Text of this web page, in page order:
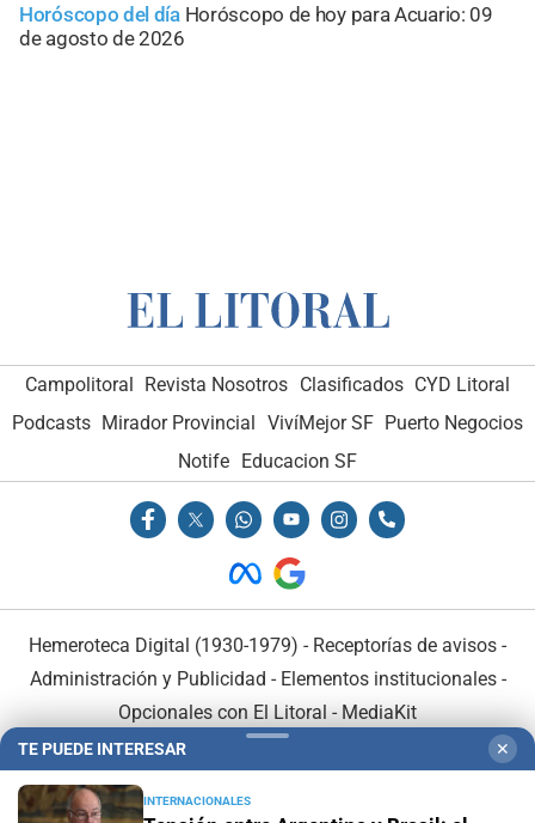
Horóscopo del día Horóscopo de hoy para Acuario: 09
de agosto de 2026
Campolitoral Revista Nosotros Clasificados CYD Litoral
Podcasts Mirador Provincial VivíMejor SF Puerto Negocios
Notife
Educacion SF
Hemeroteca Digital (1930-1979) - Receptorías de avisos -
Administración y Publicidad - Elementos institucionales-
Opcionales con El Litoral - MediaKit
TE PUEDE INTERESAR ✕
INTERNACIONALES